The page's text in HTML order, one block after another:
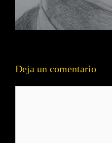
Deja un comentario